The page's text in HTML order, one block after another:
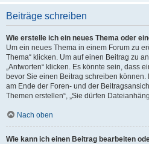
Beiträge schreiben
Wie erstelle ich ein neues Thema oder
Um ein neues Thema in einem Forum zu
Thema“ klicken. Um auf einen Beitrag zu
„Antworten“ klicken. Es könnte sein, dass
bevor Sie einen Beitrag schreiben
am Ende der Foren- und der
Themen erstellen“, „Sie dürfen
Nach oben
Wie kann ich einen Beitrag bearbeiten